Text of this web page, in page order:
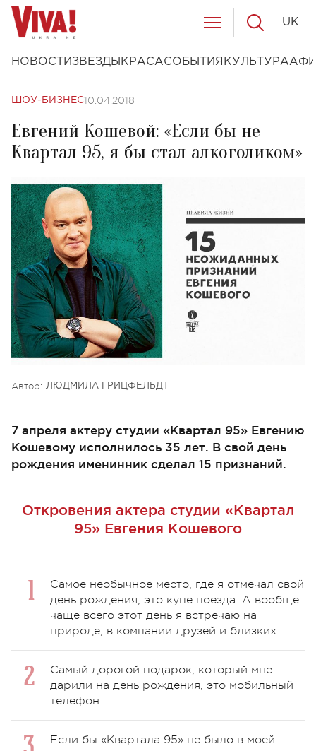
НОВОСТИ ЗВЕЗДЫ КРАСАСОБЫТИЯ КУЛЬТУРА
UK
ШОУ-БИЗНЕС10.04.2018
Евгений Кошевой: «Если бы не
Квартал 95, я бы стал алкоголиком»
Автор: ЛЮДМИЛА ГРИЦФЕЛЬДТ
7 апреля актеру студии «Квартал 95» Евгению
Кошевому исполнилось 35 лет. В свой день
рождения именинник сделал 15 признаний.
Откровения актера студии «Квартал
95» Евгения Кошевого
Самое необычное место, где я отмечал свой
день рождения, это купе поезда. А вообще
чаще всего этот день я встречаю на
природе, в компании друзей и близких.
Самый дорогой подарок, который мне
дарили на день рождения, это мобильный
телефон.
Если бы «Квартала 95» не было в моей